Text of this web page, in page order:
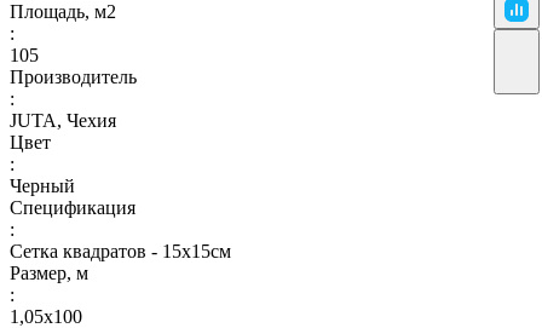
Площадь, м2
:
105
Производитель
:
JUTA, Чехия
Цвет
:
Черный
Спецификация
:
Сетка квадратов - 15х15см
Размер, м
:
1,05х100